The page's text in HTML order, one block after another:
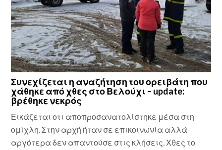
Συνεχίζεται η αναζήτηση του ορειβάτη που
χάθηκε από χθες στο Βελούχι – update:
βρέθηκε νεκρός
Εικάζεται οτι αποπροσανατολίστηκε μέσα στη
ομίχλη. Στην αρχή ήταν σε επικοινωνία αλλά
αργότερα δεν απαντούσε στις κλήσεις. Χθες το